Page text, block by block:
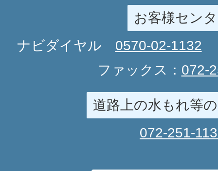
お客様セン
ナビダイヤル 0570-02-1132
ファックス： 072-
道路上の水もれ等
072-251-